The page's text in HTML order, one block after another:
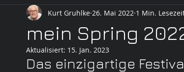
FREIE ARBEIT
mein Spring
Kurt Gruhlke 26. Mai 2022 1 Min.
Aktualisiert: 15. Jan. 2023
Das einzigartige